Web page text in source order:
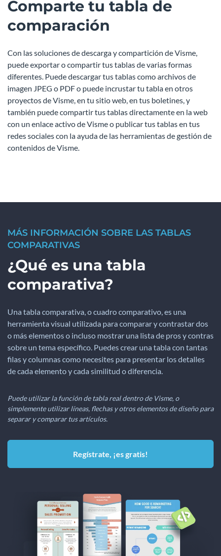
Comparte tu tabla de
comparación
Con las soluciones de descarga y compartición de Visme,
puede exportar o compartir tus tablas de varias formas
diferentes. Puede descargar tus tablas como archivos de
imagen JPEG o PDF o puede incrustar tu tabla en otros
proyectos de Visme, en tu sitio web, en tus boletines, y
también puede compartir tus tablas directamente en la web
con un enlace activo de Visme o publicar tus tablas en tus
redes sociales con la ayuda de las herramientas de gestión de
contenidos de Visme.
MÁS INFORMACIÓN SOBRE LAS TABLAS
COMPARATIVAS
¿Qué es una tabla
comparativa?
Una tabla comparativa, o cuadro comparativo, es una
herramienta visual utilizada para comparar y contrastar dos
o más elementos o incluso mostrar una lista de pros y contras
sobre un tema específico. Puedes crear una tabla con tantas
filas y columnas como necesites para presentar los detalles
de cada elemento y cada similitud o diferencia.
Puede utilizar la función de tabla real dentro de Visme, o
simplemente utilizar líneas, flechas y otros elementos de diseño para
separar y comparar tus artículos.
Regístrate, ¡es gratis!